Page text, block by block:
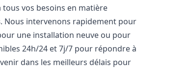
vos besoins en matière
. Nous intervenons rapidement pour
une installation neuve ou pour
24h/24 et 7j/7 pour répondre à
dans les meilleurs délais pour